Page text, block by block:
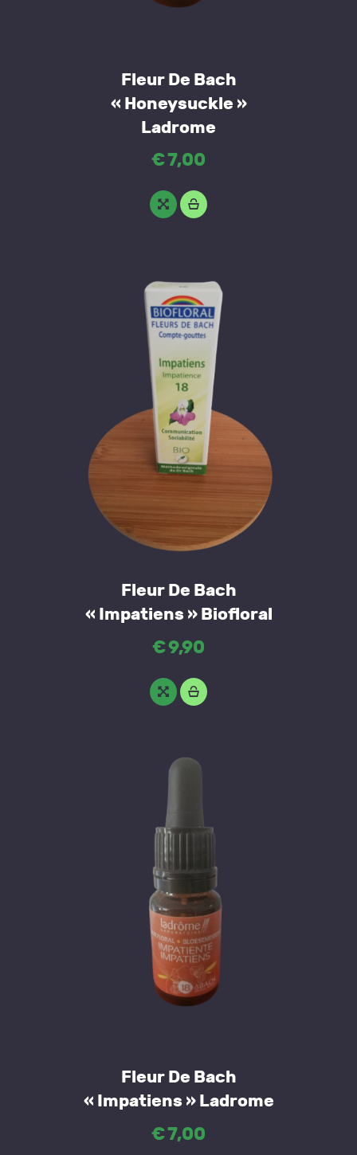
Fleur De Bach
« Honeysuckle »
Ladrome
€7,00
Fleur De Bach
« Impatiens » Biofloral
€9,90
Fleur De Bach
« Impatiens » Ladrome
€7,00